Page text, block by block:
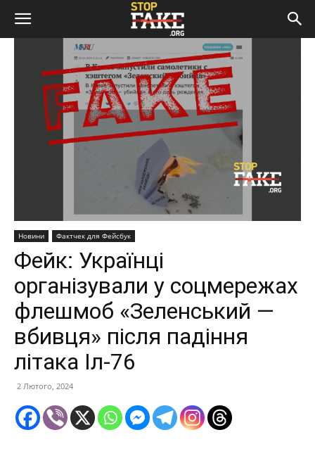
Новини Фактчек для Фейсбук
Фейк: Українці
організували у соцмережах
флешмоб «Зеленський —
вбивця» після падіння
літака Іл-76
2 Лютого, 2024